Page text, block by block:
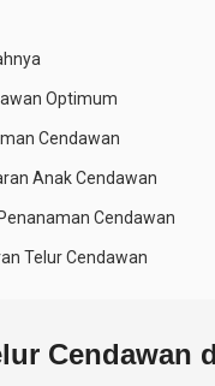
Optimum
Cendawan
Anak Cendawan
Cendawan
Telur Cendawan
Cendawan